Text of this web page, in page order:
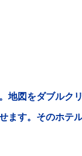
地図をダブルク
ます。そのホテ